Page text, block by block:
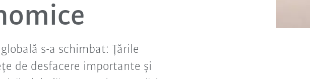
s-a schimbat: Țările
de desfacere importante și